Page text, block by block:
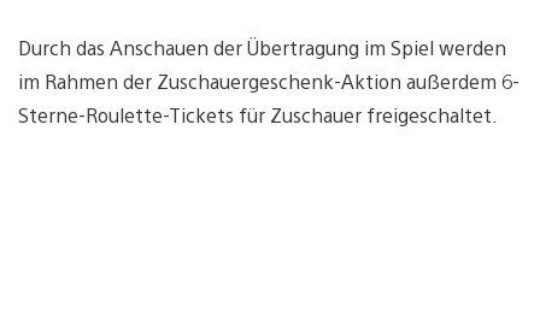
Durch das Anschauen der Übertragung im Spiel werden
im Rahmen der Zuschauergeschenk-Aktion außerdem 6-
Sterne-Roulette-Tickets für Zuschauer freigeschaltet.